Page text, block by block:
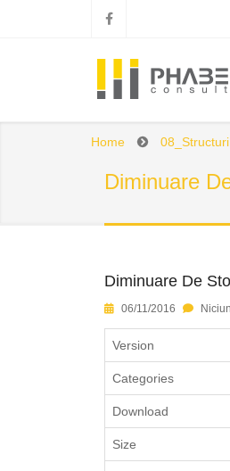
Diminuare
Home
Diminuare De
1 2 3 4 5
06/11/2016
Version
Categories
Download
Size